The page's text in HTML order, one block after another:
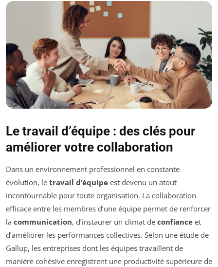
Le travail d’équipe : des clés pour
améliorer votre collaboration
Dans un environnement professionnel en constante
évolution, le travail d’équipe est devenu un atout
incontournable pour toute organisation. La collaboration
efficace entre les membres d’une équipe permet de renforcer
la communication, d’instaurer un climat de confiance et
d’améliorer les performances collectives. Selon une étude de
Gallup, les entreprises dont les équipes travaillent de
manière cohésive enregistrent une productivité supérieure de